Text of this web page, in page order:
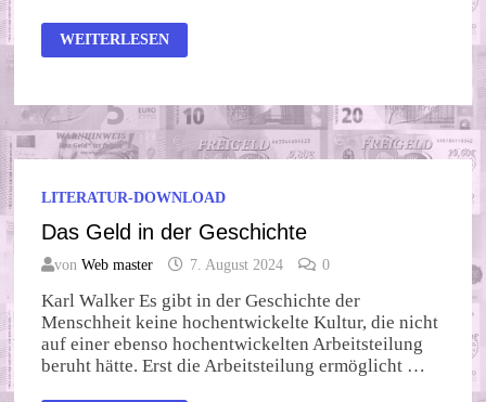
PER
SALDO
WEITERLESEN
LITERATUR-DOWNLOAD
Das Geld in der Geschichte
vonWeb master 7. August 2024 0
Karl Walker Es gibt in der Geschichte der
Menschheit keine hochentwickelte Kultur, die nicht
auf einer ebenso hochentwickelten Arbeitsteilung
beruht hätte. Erst die Arbeitsteilung ermöglicht …